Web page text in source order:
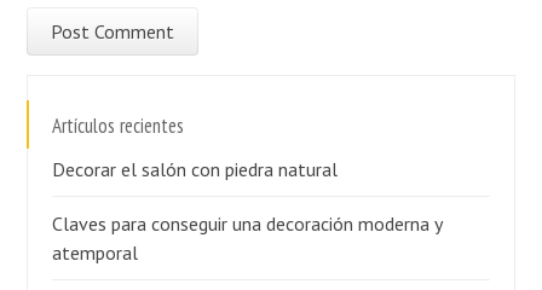
Artículos recientes
Decorar el salón con piedra natural
Claves para conseguir una decoración moderna y
atemporal